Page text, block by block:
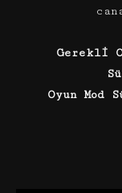
Gerekli
Oyun Mod